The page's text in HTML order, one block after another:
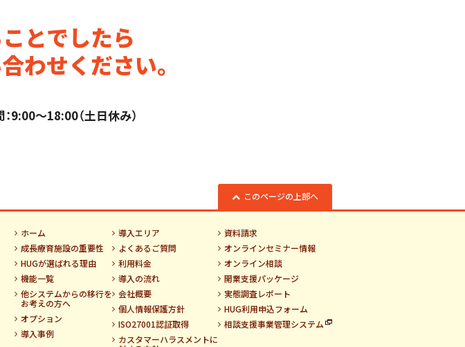
とでしたら
わせください。
9:00～18:00（土日休み）
このページの上部へ
ホーム
成長療育施設の重要性
HUGが選ばれる理由
機能一覧
他システムからの移行を
お考えの方へ
オプション
導入事例
導入エリア
よくあるご質問
利用料金
導入の流れ
会社概要
個人情報保護方針
ISO27001認証取得
カスタマーハラスメントに
資料請求
オンラインセミナー情報
オンライン相談
開業支援パッケージ
実態調査レポート
HUG利用申込フォーム
相談支援事業管理システム